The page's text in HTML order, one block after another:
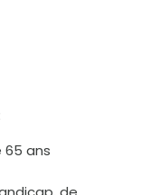
65 ans